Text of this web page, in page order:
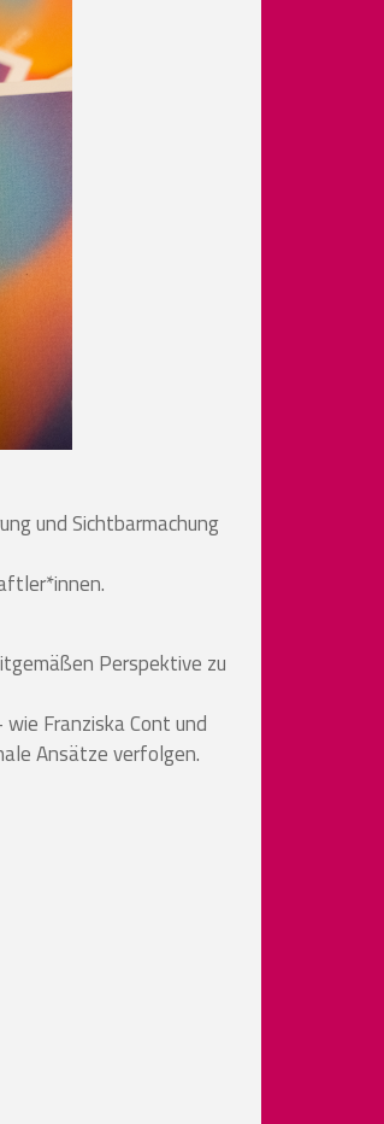
und Sichtbarmachung
Perspektive zu
Franziska Cont und
Ansätze verfolgen.